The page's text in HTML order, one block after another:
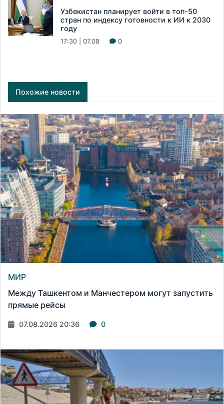
Узбекистан планирует войти в топ-50
стран по индексу готовности к ИИ к 2030
году
17:30 | 07.08 0
Похожие новости
МИР
Между Ташкентом и Манчестером могут запустить
прямые рейсы
07.08.2026 20:36 0